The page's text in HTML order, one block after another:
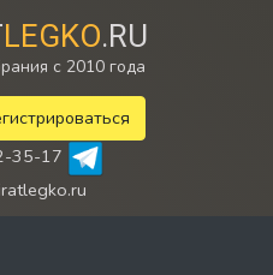
LEGKO.RU
с 2010 года
35-17